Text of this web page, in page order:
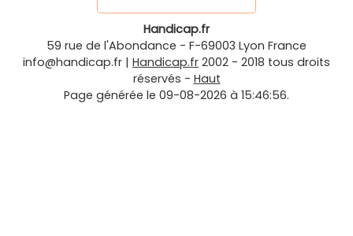
Handicap.fr
59 rue de l'Abondance - F-69003 Lyon France
info@handicap.fr | Handicap.fr 2002 - 2018 tous droits
réservés - Haut
Page générée le 09-08-2026 à 15:46:56.